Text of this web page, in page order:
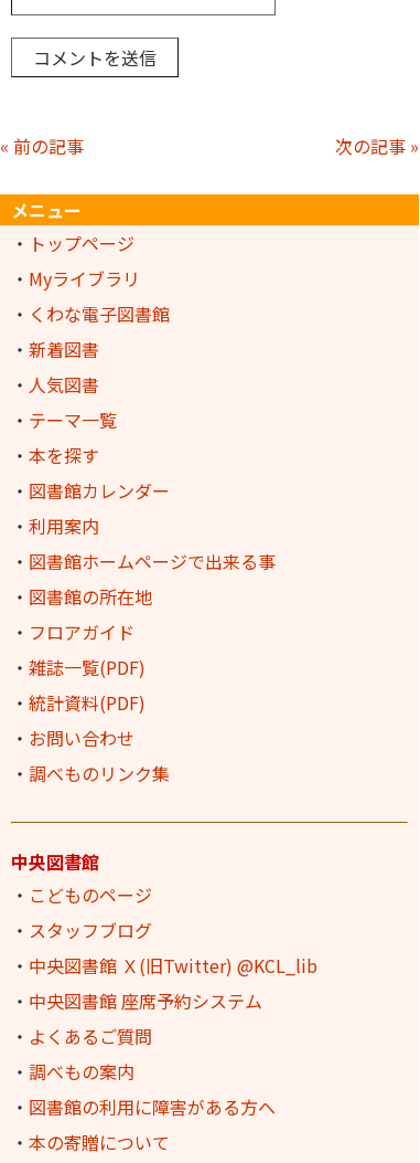
« 前の記事 次の記事 »
メニュー
・ トップページ
・ Myライブラリ
・ くわな電子図書館
・ 新着図書
・ 人気図書
・ テーマ一覧
・ 本を探す
・ 図書館カレンダー
・ 利用案内
・ 図書館ホームページで出来る事
・ 図書館の所在地
・ フロアガイド
・ 雑誌一覧(PDF)
・ 統計資料(PDF)
・ お問い合わせ
・ 調べものリンク集
中央図書館
・ こどものページ
・ スタッフブログ
・ 中央図書館 Ｘ(旧Twitter) @KCL_lib
・ 中央図書館 座席予約システム
・ よくあるご質問
・ 調べもの案内
・ 図書館の利用に障害がある方へ
・ 本の寄贈について